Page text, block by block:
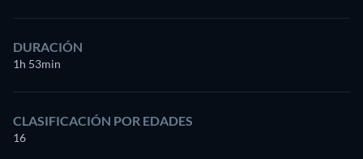
DURACIÓN
1h 53min
CLASIFICACIÓN POR EDADES
16